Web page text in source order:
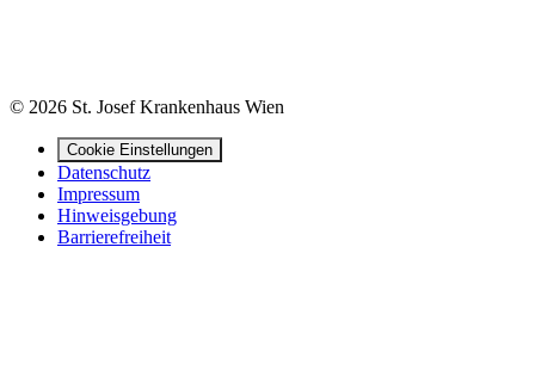
© 2026 St. Josef Krankenhaus Wien
Cookie Einstellungen
Datenschutz
Impressum
Hinweisgebung
Barrierefreiheit